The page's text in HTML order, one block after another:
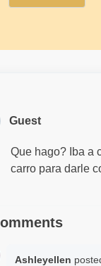
Guest
Que hago? Iba a
carro para darle
Ashleyellen